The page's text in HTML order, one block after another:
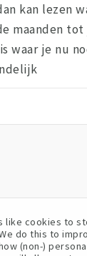
kan lezen
maanden
waar je nu
like cookies to
do this to
(non-)